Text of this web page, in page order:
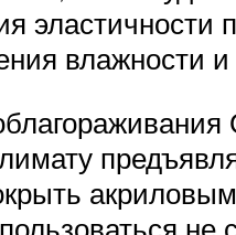
эластичности
влажности
не